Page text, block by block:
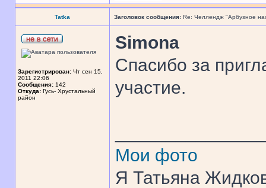
Tatka Заголовок сообщения: Re: Челлендж "Арбузное
Зарегистрирован: Чт сен 15,
2011 22:06
Сообщения: 142
Откуда: Гусь- Хрустальный
район
Simona
Спасибо за
участие.
Мои фото
Я Татьяна